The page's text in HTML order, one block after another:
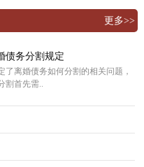
更多>>
债务分割规定
了离婚债务如何分割的相关问题，
割首先需..